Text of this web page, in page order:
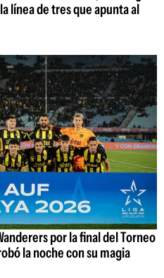
línea de tres que apunta al
por la final del Torneo
la noche con su magia